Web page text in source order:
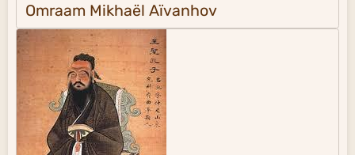
Omraam Mikhaël Aïvanhov